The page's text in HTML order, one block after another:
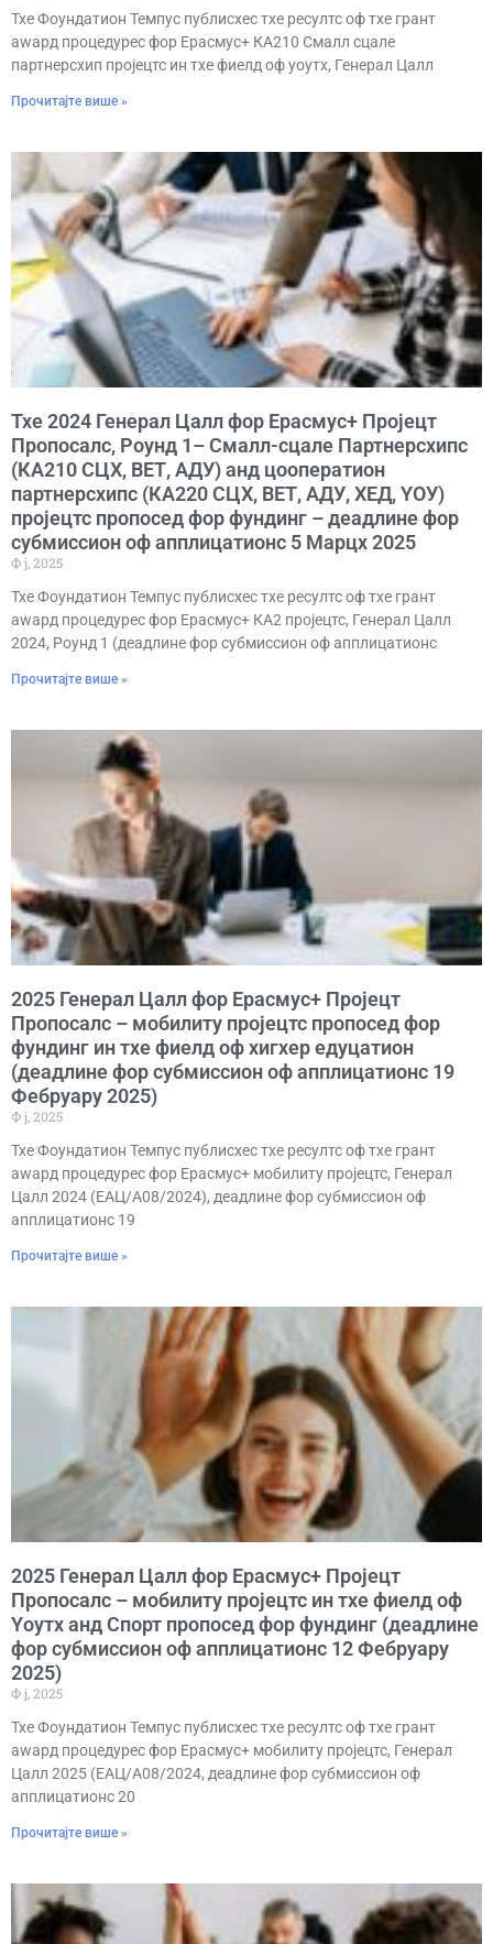
Тхе Фоундатион Темпус публисхес тхе ресултс оф тхе грант
аwард процедурес фор Ерасмус+ КА210 Смалл сцале
партнерсхип пројецтс ин тхе фиелд оф yоутх, Генерал Цалл
Прочитајте више »
Тхе 2024 Генерал Цалл фор Ерасмус+ Пројецт
Пропосалс, Роунд 1– Смалл-сцале Партнерсхипс
(КА210 СЦХ, ВЕТ, АДУ) анд цооператион
партнерсхипс (КА220 СЦХ, ВЕТ, АДУ, ХЕД, YОУ)
пројецтс пропосед фор фундинг – деадлине фор
субмиссион оф апплицатионс 5 Марцх 2025
Ф ј, 2025
Тхе Фоундатион Темпус публисхес тхе ресултс оф тхе грант
аwард процедурес фор Ерасмус+ КА2 пројецтс, Генерал Цалл
2024, Роунд 1 (деадлине фор субмиссион оф апплицатионс
Прочитајте више »
2025 Генерал Цалл фор Ерасмус+ Пројецт
Пропосалс – мобилитy пројецтс пропосед фор
фундинг ин тхе фиелд оф хигхер едуцатион
(деадлине фор субмиссион оф апплицатионс 19
Фебруарy 2025)
Ф ј, 2025
Тхе Фоундатион Темпус публисхес тхе ресултс оф тхе грант
аwард процедурес фор Ерасмус+ мобилитy пројецтс, Генерал
Цалл 2024 (ЕАЦ/А08/2024), деадлине фор субмиссион оф
апплицатионс 19
Прочитајте више »
2025 Генерал Цалл фор Ерасмус+ Пројецт
Пропосалс – мобилитy пројецтс ин тхе фиелд оф
Yоутх анд Спорт пропосед фор фундинг (деадлине
фор субмиссион оф апплицатионс 12 Фебруарy
2025)
Ф ј, 2025
Тхе Фоундатион Темпус публисхес тхе ресултс оф тхе грант
аwард процедурес фор Ерасмус+ мобилитy пројецтс, Генерал
Цалл 2025 (ЕАЦ/А08/2024, деадлине фор субмиссион оф
апплицатионс 20
Прочитајте више »